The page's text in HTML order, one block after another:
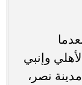
وإنبي
نصر،